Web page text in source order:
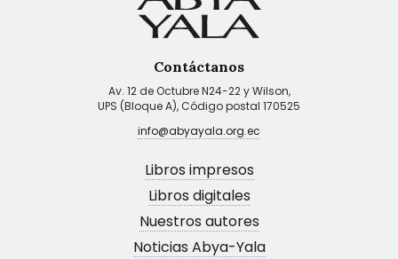
Contáctanos
Av. 12 de Octubre N24-22 y Wilson,
UPS (Bloque A), Código postal 170525
info@abyayala.org.ec
Libros impresos
Libros digitales
Nuestros autores
Noticias Abya-Yala